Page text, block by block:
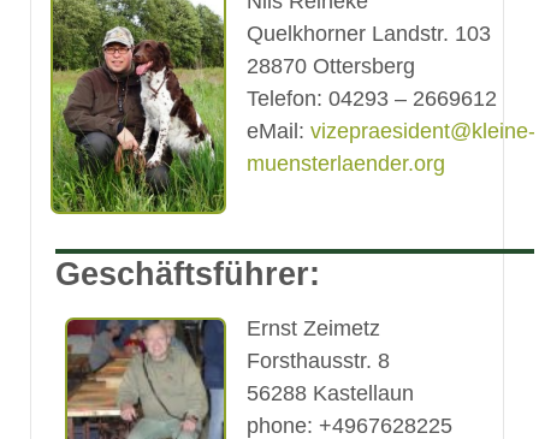
Quelkhorner Landstr. 103
28870 Ottersberg
Telefon: 04293 – 2669612
eMail: vizepraesident@kleine-
muensterlaender.org
Geschäftsführer:
Ernst Zeimetz
Forsthausstr. 8
56288 Kastellaun
phone: +4967628225